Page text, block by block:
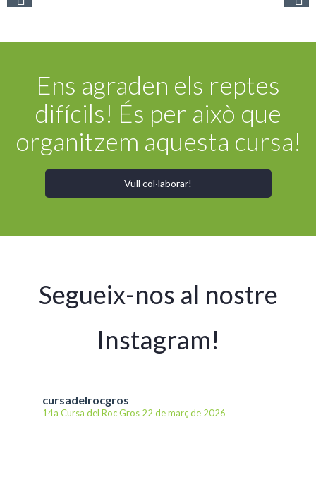
Ens agraden els reptes
difícils! És per això que
organitzem aquesta cursa!
Vull col·laborar!
Segueix-nos al nostre
Instagram!
cursadelrocgros
14a Cursa del Roc Gros 22 de març de 2026